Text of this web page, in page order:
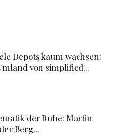
Depots kaum wachsen:
von simplified...
der Ruhe: Martin
Berg...